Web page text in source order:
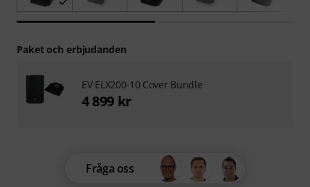
Fråga oss
Paket och erbjudanden
EV ELX200-10 Cover Bundle
4 899 kr